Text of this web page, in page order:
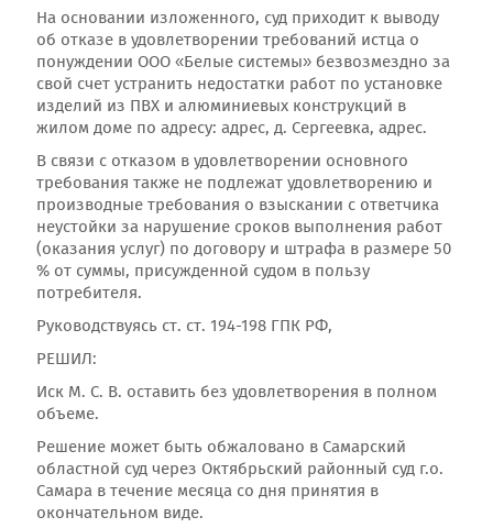
На основании изложенного, суд приходит к выводу
об отказе в удовлетворении требований истца о
понуждении ООО «Белые системы» безвозмездно за
свой счет устранить недостатки работ по установке
изделий из ПВХ и алюминиевых конструкций в
жилом доме по адресу: адрес, д. Сергеевка, адрес.
В связи с отказом в удовлетворении основного
требования также не подлежат удовлетворению и
производные требования о взыскании с ответчика
неустойки за нарушение сроков выполнения работ
(оказания услуг) по договору и штрафа в размере 50
% от суммы, присужденной судом в пользу
потребителя.
Руководствуясь ст. ст. 194-198 ГПК РФ,
РЕШИЛ:
Иск М. С. В. оставить без удовлетворения в полном
объеме.
Решение может быть обжаловано в Самарский
областной суд через Октябрьский районный суд г.о.
Самара в течение месяца со дня принятия в
окончательном виде.